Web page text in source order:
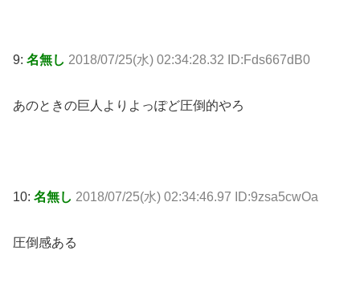
9: 名無し 2018/07/25(水) 02:34:28.32 ID:Fds667dB0
あのときの巨人よりよっぽど圧倒的やろ
10: 名無し 2018/07/25(水) 02:34:46.97 ID:9zsa5cwOa
圧倒感ある